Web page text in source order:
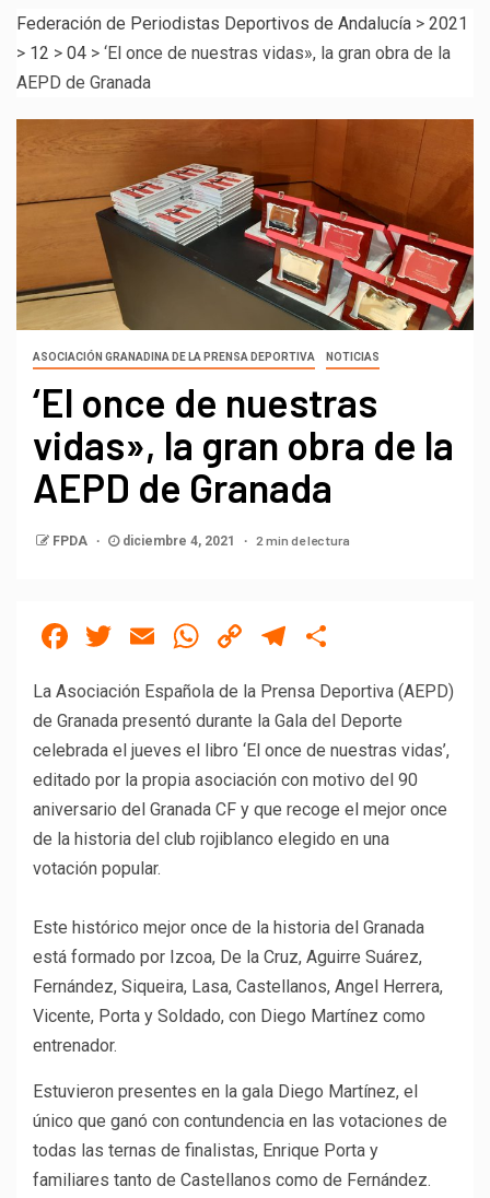
Federación de Periodistas Deportivos de Andalucía > 2021
> 12 > 04 > ‘El once de nuestras vidas», la gran obra de la
AEPD de Granada
ASOCIACIÓN GRANADINA DE LA PRENSA DEPORTIVA NOTICIAS
‘El once de nuestras
vidas», la gran obra de la
AEPD de Granada
FPDA diciembre 4, 2021 2 min de lectura
Facebook
Twitter
EmailWhatsApp
CopyTelegram
La Asociación Española de la Prensa Deportiva (AEPD)
de Granada presentó durante la Gala del Deporte
celebrada el jueves el libro ‘El once de nuestras vidas’,
editado por la propia asociación con motivo del 90
aniversario del Granada CF y que recoge el mejor once
de la historia del club rojiblanco elegido en una
votación popular.
Este histórico mejor once de la historia del Granada
está formado por Izcoa, De la Cruz, Aguirre Suárez,
Fernández, Siqueira, Lasa, Castellanos, Angel Herrera,
Vicente, Porta y Soldado, con Diego Martínez como
entrenador.
Estuvieron presentes en la gala Diego Martínez, el
único que ganó con contundencia en las votaciones de
todas las ternas de finalistas, Enrique Porta y
familiares tanto de Castellanos como de Fernández.